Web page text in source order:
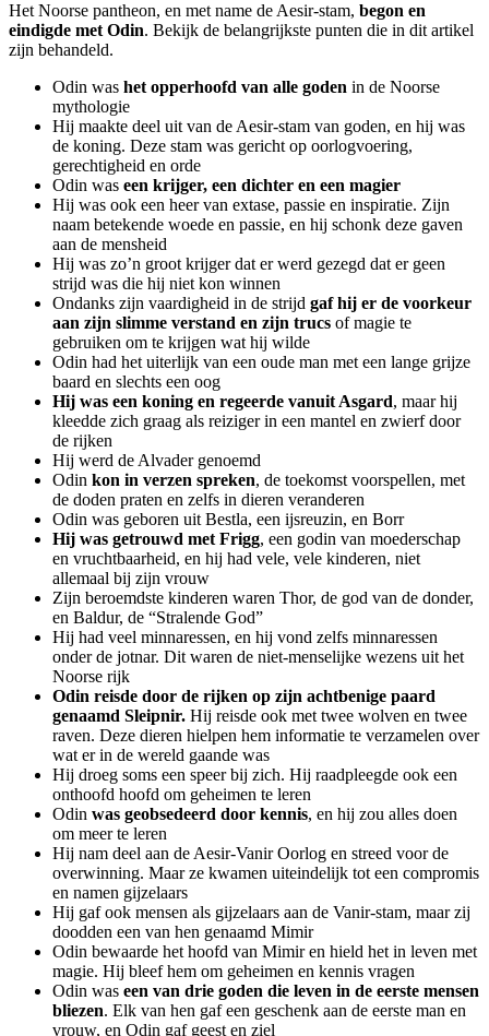
Het Noorse pantheon, en met name de Aesir-stam, begon en
eindigde met Odin. Bekijk de belangrijkste punten die in dit artikel
zijn behandeld.
Odin was het opperhoofd van alle goden in de Noorse
mythologie
Hij maakte deel uit van de Aesir-stam van goden, en hij was
de koning. Deze stam was gericht op oorlogvoering,
gerechtigheid en orde
Odin was een krijger, een dichter en een magier
Hij was ook een heer van extase, passie en inspiratie. Zijn
naam betekende woede en passie, en hij schonk deze gaven
aan de mensheid
Hij was zo’n groot krijger dat er werd gezegd dat er geen
strijd was die hij niet kon winnen
Ondanks zijn vaardigheid in de strijd gaf hij er de voorkeur
aan zijn slimme verstand en zijn trucs of magie te
gebruiken om te krijgen wat hij wilde
Odin had het uiterlijk van een oude man met een lange grijze
baard en slechts een oog
Hij was een koning en regeerde vanuit Asgard, maar hij
kleedde zich graag als reiziger in een mantel en zwierf door
de rijken
Hij werd de Alvader genoemd
Odin kon in verzen spreken, de toekomst voorspellen, met
de doden praten en zelfs in dieren veranderen
Odin was geboren uit Bestla, een ijsreuzin, en Borr
Hij was getrouwd met Frigg, een godin van moederschap
en vruchtbaarheid, en hij had vele, vele kinderen, niet
allemaal bij zijn vrouw
Zijn beroemdste kinderen waren Thor, de god van de donder,
en Baldur, de “Stralende God”
Hij had veel minnaressen, en hij vond zelfs minnaressen
onder de jotnar. Dit waren de niet-menselijke wezens uit het
Noorse rijk
Odin reisde door de rijken op zijn achtbenige paard
genaamd Sleipnir. Hij reisde ook met twee wolven en twee
raven. Deze dieren hielpen hem informatie te verzamelen over
wat er in de wereld gaande was
Hij droeg soms een speer bij zich. Hij raadpleegde ook een
onthoofd hoofd om geheimen te leren
Odin was geobsedeerd door kennis, en hij zou alles doen
om meer te leren
Hij nam deel aan de Aesir-Vanir Oorlog en streed voor de
overwinning. Maar ze kwamen uiteindelijk tot een compromis
en namen gijzelaars
Hij gaf ook mensen als gijzelaars aan de Vanir-stam, maar zij
doodden een van hen genaamd Mimir
Odin bewaarde het hoofd van Mimir en hield het in leven met
magie. Hij bleef hem om geheimen en kennis vragen
Odin was een van drie goden die leven in de eerste mensen
bliezen. Elk van hen gaf een geschenk aan de eerste man en
vrouw, en Odin gaf geest en ziel